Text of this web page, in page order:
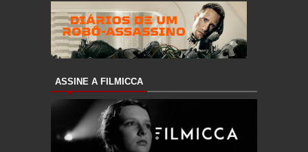
ASSINE A FILMICCA